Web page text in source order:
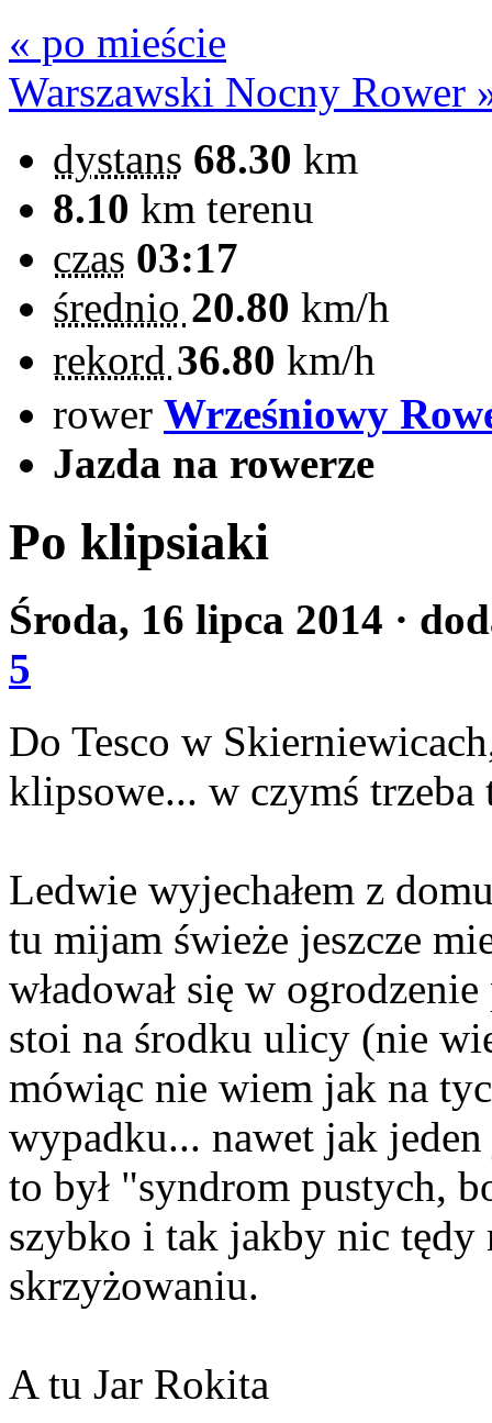
« po mieście
Warszawski Nocny Rower
dystans 68.30 km
8.10 km terenu
czas 03:17
średnio 20.80 km/h
rekord 36.80 km/h
rower Wrześniowy
Jazda na rowerze
Po klipsiaki
Środa, 16 lipca 2014 ·
5
Do Tesco w
klipsowe... w czymś trzeba
Ledwie wyjechałem z
tu mijam świeże jeszcze
władował się w
stoi na środku ulicy (nie
mówiąc nie wiem jak na
wypadku... nawet jak
to był "syndrom pustych,
szybko i tak jakby nic tędy
skrzyżowaniu.
A tu Jar Rokita